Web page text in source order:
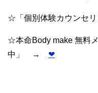
☆「個別体験カウンセ
☆本命Body make 無料
中」 → ❤︎